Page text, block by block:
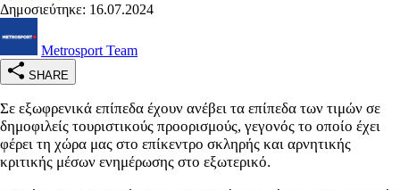
Δημοσιεύτηκε: 16.07.2024
Metrosport Team
SHARE
Σε εξωφρενικά επίπεδα έχουν ανέβει τα επίπεδα των τιμών σε
δημοφιλείς τουριστικούς προορισμούς, γεγονός το οποίο έχει
φέρει τη χώρα μας στο επίκεντρο σκληρής και αρνητικής
κριτικής μέσων ενημέρωσης στο εξωτερικό.